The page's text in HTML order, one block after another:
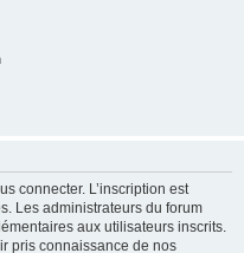
connecter. L’inscription est
Les administrateurs du forum
aux utilisateurs inscrits.
pris connaissance de nos